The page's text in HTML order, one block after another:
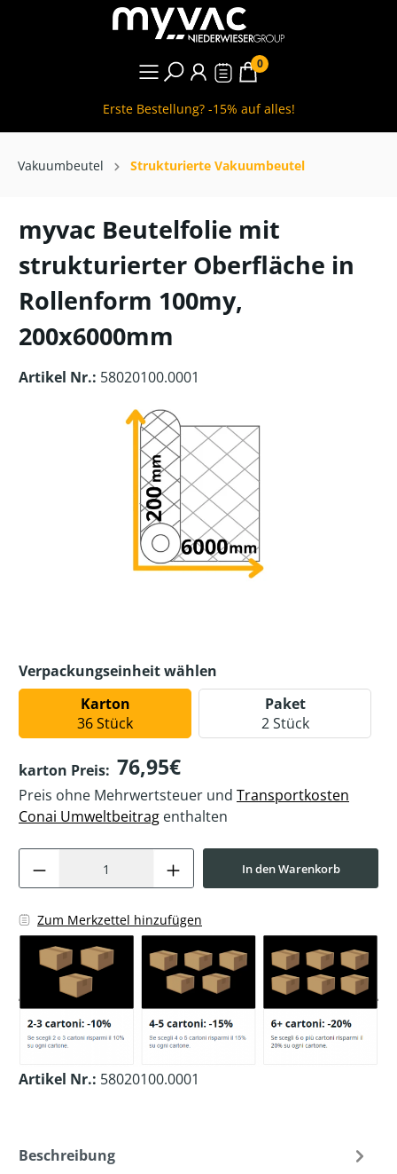
0
Erste Bestellung? -15% auf alles!
Vakuumbeutel Strukturierte Vakuumbeutel
myvac Beutelfolie mit
strukturierter Oberfläche in
Rollenform 100my,
200x6000mm
Artikel Nr.: 58020100.0001
Verpackungseinheit wählen
Karton
36 Stück
Paket
2 Stück
karton Preis: 76,95€
Preis ohne Mehrwertsteuer und Transportkosten
Conai Umweltbeitrag enthalten
In den Warenkorb
Zum Merkzettel hinzufügen
Artikel Nr.: 58020100.0001
Beschreibung